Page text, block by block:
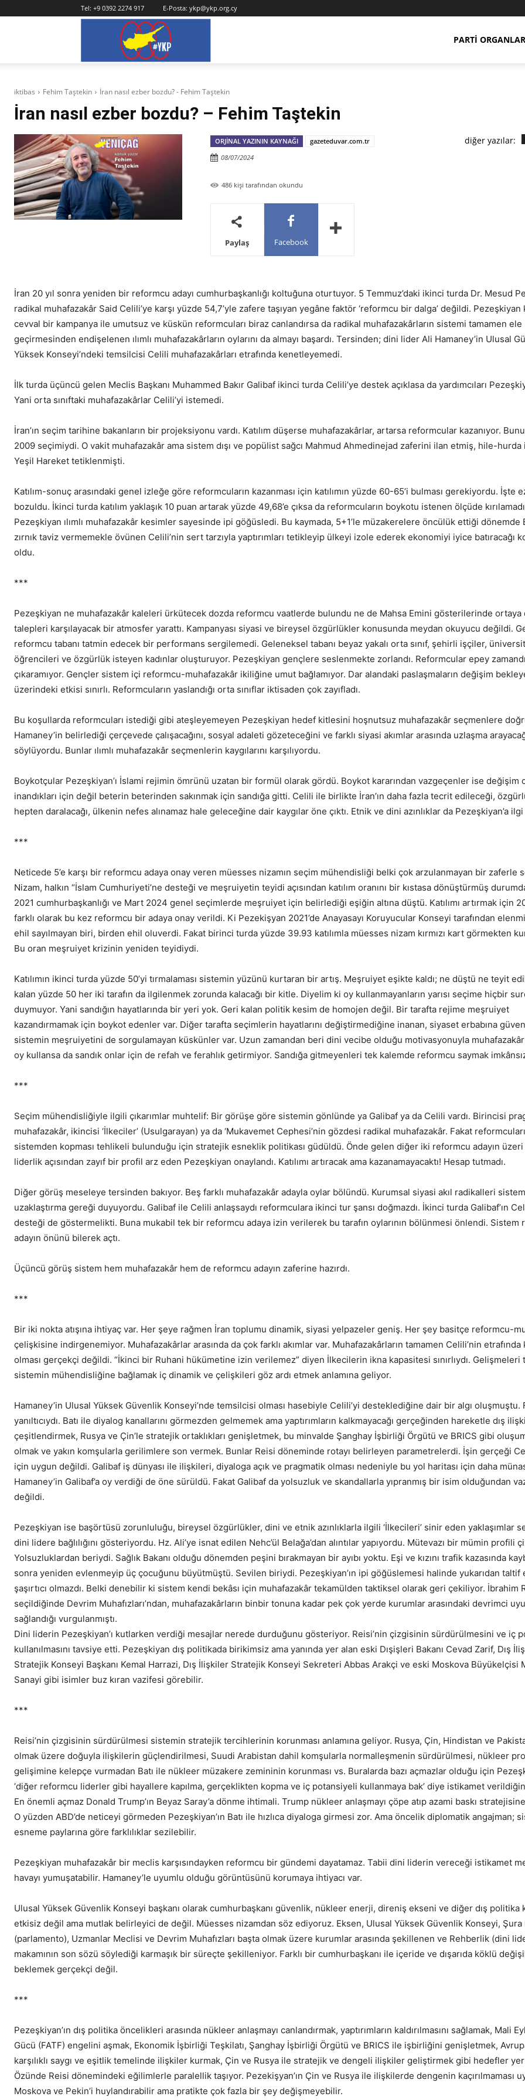
Tel: +9 0392 2274 917 E-Posta: ykp@ykp.org.cy
PARTI
iktibas Fehim Taştekin İran nasıl ezber bozdu? - Fehim Taştekin
İran nasıl ezber bozdu? – Fehim Taştekin
ORJINAL YAZININ KAYNAĞI
gazeteduvar.com.tr
08/07/2024
486kişi tarafından okundu
Paylaş Facebook
diğer yazılar:
İran 20 yıl sonra yeniden bir reformcu adayı cumhurbaşkanlığı koltuğuna oturtuyor. 5 Temmuz’daki ikinci turda Dr. Mesud
radikal muhafazakâr Said Celili’ye karşı yüzde 54,7’yle zafere taşıyan yegâne faktör ‘reformcu bir dalga’ değildi. Pezeşkiyan
cevval bir kampanya ile umutsuz ve küskün reformcuları biraz canlandırsa da radikal muhafazakârların sistemi tamamen ele
geçirmesinden endişelenen ılımlı muhafazakârların oylarını da almayı başardı. Tersinden; dini lider Ali Hamaney’in Ulusal
Yüksek Konseyi’ndeki temsilcisi Celili muhafazakârları etrafında kenetleyemedi.
İlk turda üçüncü gelen Meclis Başkanı Muhammed Bakır Galibaf ikinci turda Celili’ye destek açıklasa da yardımcıları
Yani orta sınıftaki muhafazakârlar Celili’yi istemedi.
İran’ın seçim tarihine bakanların bir projeksiyonu vardı. Katılım düşerse muhafazakârlar, artarsa reformcular kazanıyor.
2009 seçimiydi. O vakit muhafazakâr ama sistem dışı ve popülist sağcı Mahmud Ahmedinejad zaferini ilan etmiş, hile-hurda
Yeşil Hareket tetiklenmişti.
Katılım-sonuç arasındaki genel izleğe göre reformcuların kazanması için katılımın yüzde 60-65’i bulması gerekiyordu. İşte
bozuldu. İkinci turda katılım yaklaşık 10 puan artarak yüzde 49,68’e çıksa da reformcuların boykotu istenen ölçüde
Pezeşkiyan ılımlı muhafazakâr kesimler sayesinde ipi göğüsledi. Bu kaymada, 5+1’le müzakerelere öncülük ettiği dönemde
zırnık taviz vermemekle övünen Celili’nin sert tarzıyla yaptırımları tetikleyip ülkeyi izole ederek ekonomiyi iyice batıracağı
oldu.
***
Pezeşkiyan ne muhafazakâr kaleleri ürkütecek dozda reformcu vaatlerde bulundu ne de Mahsa Emini gösterilerinde ortaya
talepleri karşılayacak bir atmosfer yarattı. Kampanyası siyasi ve bireysel özgürlükler konusunda meydan okuyucu değildi.
reformcu tabanı tatmin edecek bir performans sergilemedi. Geleneksel tabanı beyaz yakalı orta sınıf, şehirli işçiler,
öğrencileri ve özgürlük isteyen kadınlar oluşturuyor. Pezeşkiyan gençlere seslenmekte zorlandı. Reformcular epey
çıkaramıyor. Gençler sistem içi reformcu-muhafazakâr ikiliğine umut bağlamıyor. Dar alandaki paslaşmaların değişim
üzerindeki etkisi sınırlı. Reformcuların yaslandığı orta sınıflar iktisaden çok zayıfladı.
Bu koşullarda reformcuları istediği gibi ateşleyemeyen Pezeşkiyan hedef kitlesini hoşnutsuz muhafazakâr seçmenlere
Hamaney’in belirlediği çerçevede çalışacağını, sosyal adaleti gözeteceğini ve farklı siyasi akımlar arasında uzlaşma
söylüyordu. Bunlar ılımlı muhafazakâr seçmenlerin kaygılarını karşılıyordu.
Boykotçular Pezeşkiyan’ı İslami rejimin ömrünü uzatan bir formül olarak gördü. Boykot kararından vazgeçenler ise değişim
inandıkları için değil beterin beterinden sakınmak için sandığa gitti. Celili ile birlikte İran’ın daha fazla tecrit edileceği,
hepten daralacağı, ülkenin nefes alınamaz hale geleceğine dair kaygılar öne çıktı. Etnik ve dini azınlıklar da Pezeşkiyan’a
***
Neticede 5’e karşı bir reformcu adaya onay veren müesses nizamın seçim mühendisliği belki çok arzulanmayan bir zaferle
Nizam, halkın “İslam Cumhuriyeti’ne desteği ve meşruiyetin teyidi açısından katılım oranını bir kıstasa dönüştürmüş
2021 cumhurbaşkanlığı ve Mart 2024 genel seçimlerde meşruiyet için belirlediği eşiğin altına düştü. Katılımı artırmak için
farklı olarak bu kez reformcu bir adaya onay verildi. Ki Pezekişyan 2021’de Anayasayı Koruyucular Konseyi tarafından
ehil sayılmayan biri, birden ehil oluverdi. Fakat birinci turda yüzde 39.93 katılımla müesses nizam kırmızı kart görmekten
Bu oran meşruiyet krizinin yeniden teyidiydi.
Katılımın ikinci turda yüzde 50’yi tırmalaması sistemin yüzünü kurtaran bir artış. Meşruiyet eşikte kaldı; ne düştü ne teyit
kalan yüzde 50 her iki tarafın da ilgilenmek zorunda kalacağı bir kitle. Diyelim ki oy kullanmayanların yarısı seçime hiçbir
duymuyor. Yani sandığın hayatlarında bir yeri yok. Geri kalan politik kesim de homojen değil. Bir tarafta rejime meşruiyet
kazandırmamak için boykot edenler var. Diğer tarafta seçimlerin hayatlarını değiştirmediğine inanan, siyaset erbabına
sistemin meşruiyetini de sorgulamayan küskünler var. Uzun zamandan beri dini vecibe olduğu motivasyonuyla
oy kullansa da sandık onlar için de refah ve ferahlık getirmiyor. Sandığa gitmeyenleri tek kalemde reformcu saymak
***
Seçim mühendisliğiyle ilgili çıkarımlar muhtelif: Bir görüşe göre sistemin gönlünde ya Galibaf ya da Celili vardı. Birincisi
muhafazakâr, ikincisi ‘İlkeciler’ (Usulgarayan) ya da ‘Mukavemet Cephesi’nin gözdesi radikal muhafazakâr. Fakat
sistemden kopması tehlikeli bulunduğu için stratejik esneklik politikası güdüldü. Önde gelen diğer iki reformcu adayın
liderlik açısından zayıf bir profil arz eden Pezeşkiyan onaylandı. Katılımı artıracak ama kazanamayacaktı! Hesap tutmadı.
Diğer görüş meseleye tersinden bakıyor. Beş farklı muhafazakâr adayla oylar bölündü. Kurumsal siyasi akıl radikalleri
uzaklaştırma gereği duyuyordu. Galibaf ile Celili anlaşsaydı reformculara ikinci tur şansı doğmazdı. İkinci turda Galibaf’ın
desteği de göstermelikti. Buna mukabil tek bir reformcu adaya izin verilerek bu tarafın oylarının bölünmesi önlendi. Sistem
adayın önünü bilerek açtı.
Üçüncü görüş sistem hem muhafazakâr hem de reformcu adayın zaferine hazırdı.
***
Bir iki nokta atışına ihtiyaç var. Her şeye rağmen İran toplumu dinamik, siyasi yelpazeler geniş. Her şey basitçe reformcu-
çelişkisine indirgenemiyor. Muhafazakârlar arasında da çok farklı akımlar var. Muhafazakârların tamamen Celili’nin
olması gerçekçi değildi. “İkinci bir Ruhani hükümetine izin verilemez” diyen İlkecilerin ikna kapasitesi sınırlıydı. Gelişmeleri
sistemin mühendisliğine bağlamak iç dinamik ve çelişkileri göz ardı etmek anlamına geliyor.
Hamaney’in Ulusal Yüksek Güvenlik Konseyi’nde temsilcisi olması hasebiyle Celili’yi desteklediğine dair bir algı oluşmuştu.
yanıltıcıydı. Batı ile diyalog kanallarını görmezden gelmemek ama yaptırımların kalkmayacağı gerçeğinden hareketle dış
çeşitlendirmek, Rusya ve Çin’le stratejik ortaklıkları genişletmek, bu minvalde Şanghay İşbirliği Örgütü ve BRICS gibi
olmak ve yakın komşularla gerilimlere son vermek. Bunlar Reisi döneminde rotayı belirleyen parametrelerdi. İşin gerçeği
için uygun değildi. Galibaf iş dünyası ile ilişkileri, diyaloga açık ve pragmatik olması nedeniyle bu yol haritası için daha
Hamaney’in Galibaf’a oy verdiği de öne sürüldü. Fakat Galibaf da yolsuzluk ve skandallarla yıpranmış bir isim olduğundan
değildi.
Pezeşkiyan ise başörtüsü zorunluluğu, bireysel özgürlükler, dini ve etnik azınlıklarla ilgili ‘İlkecileri’ sinir eden yaklaşımlar
dini lidere bağlılığını gösteriyordu. Hz. Ali’ye isnat edilen Nehc’ül Belağa’dan alıntılar yapıyordu. Mütevazı bir mümin profili
Yolsuzluklardan beriydi. Sağlık Bakanı olduğu dönemden peşini bırakmayan bir ayıbı yoktu. Eşi ve kızını trafik kazasında
sonra yeniden evlenmeyip üç çocuğunu büyütmüştü. Sevilen biriydi. Pezeşkiyan’ın ipi göğüslemesi halinde yukarıdan taltif
şaşırtıcı olmazdı. Belki denebilir ki sistem kendi bekâsı için muhafazakâr tekamülden taktiksel olarak geri çekiliyor. İbrahim
seçildiğinde Devrim Muhafızları’ndan, muhafazakârların binbir tonuna kadar pek çok yerde kurumlar arasındaki devrimci
sağlandığı vurgulanmıştı.
Dini liderin Pezeşkiyan’ı kutlarken verdiği mesajlar nerede durduğunu gösteriyor. Reisi’nin çizgisinin sürdürülmesini ve iç
kullanılmasını tavsiye etti. Pezeşkiyan dış politikada birikimsiz ama yanında yer alan eski Dışişleri Bakanı Cevad Zarif, Dış
Stratejik Konseyi Başkanı Kemal Harrazi, Dış İlişkiler Stratejik Konseyi Sekreteri Abbas Arakçi ve eski Moskova Büyükelçisi
Sanayi gibi isimler buz kıran vazifesi görebilir.
***
Reisi’nin çizgisinin sürdürülmesi sistemin stratejik tercihlerinin korunması anlamına geliyor. Rusya, Çin, Hindistan ve
olmak üzere doğuyla ilişkilerin güçlendirilmesi, Suudi Arabistan dahil komşularla normalleşmenin sürdürülmesi, nükleer
gelişimine kelepçe vurmadan Batı ile nükleer müzakere zemininin korunması vs. Buralarda bazı açmazlar olduğu için
‘diğer reformcu liderler gibi hayallere kapılma, gerçeklikten kopma ve iç potansiyeli kullanmaya bak’ diye istikamet
En önemli açmaz Donald Trump’ın Beyaz Saray’a dönme ihtimali. Trump nükleer anlaşmayı çöpe atıp azami baskı
O yüzden ABD’de neticeyi görmeden Pezeşkiyan’ın Batı ile hızlıca diyaloga girmesi zor. Ama öncelik diplomatik angajman;
esneme paylarına göre farklılıklar sezilebilir.
Pezeşkiyan muhafazakâr bir meclis karşısındayken reformcu bir gündemi dayatamaz. Tabii dini liderin vereceği istikamet
havayı yumuşatabilir. Hamaney’le uyumlu olduğu görüntüsünü korumaya ihtiyacı var.
Ulusal Yüksek Güvenlik Konseyi başkanı olarak cumhurbaşkanı güvenlik, nükleer enerji, direniş ekseni ve diğer dış politika
etkisiz değil ama mutlak belirleyici de değil. Müesses nizamdan söz ediyoruz. Eksen, Ulusal Yüksek Güvenlik Konseyi, Şura
(parlamento), Uzmanlar Meclisi ve Devrim Muhafızları başta olmak üzere kurumlar arasında şekillenen ve Rehberlik (dini
makamının son sözü söylediği karmaşık bir süreçte şekilleniyor. Farklı bir cumhurbaşkanı ile içeride ve dışarıda köklü
beklemek gerçekçi değil.
***
Pezeşkiyan’ın dış politika öncelikleri arasında nükleer anlaşmayı canlandırmak, yaptırımların kaldırılmasını sağlamak, Mali
Gücü (FATF) engelini aşmak, Ekonomik İşbirliği Teşkilatı, Şanghay İşbirliği Örgütü ve BRICS ile işbirliğini genişletmek,
karşılıklı saygı ve eşitlik temelinde ilişkiler kurmak, Çin ve Rusya ile stratejik ve dengeli ilişkiler geliştirmek gibi hedefler yer
Özünde Reisi dönemindeki eğilimlerle paralellik taşıyor. Pezekişyan’ın Çin ve Rusya ile ilişkilerde dengenin kaçırılmaması
Moskova ve Pekin’i huylandırabilir ama pratikte çok fazla bir şey değişmeyebilir.